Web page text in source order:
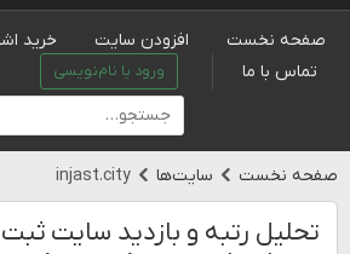
صفحه نخست افزودن سایت خرید
تماس با ما
ورود یا نام‌نویسی
صفحه نخست سایت‌ها injast.city
تحلیل رتبه و بازدید سایت